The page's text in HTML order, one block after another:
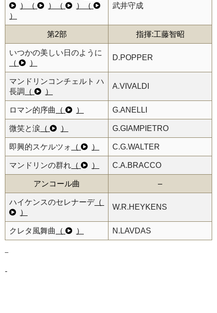
）
（ ） （ ）
（
）
武井守成
第2部 指揮:工藤智昭
いつかの美しい日のように
（
）
D.POPPER
マンドリンコンチェルト ハ
長調
（ ）
A.VIVALDI
ロマン的序曲 （ ） G.ANELLI
微笑と涙 （ ） G.GIAMPIETRO
即興的スケルツォ （ ） C.G.WALTER
マンドリンの群れ （ ） C.A.BRACCO
アンコール曲 –
ハイケンスのセレナーデ（
）
W.R.HEYKENS
クレタ風舞曲 （ ） N.LAVDAS
–
-